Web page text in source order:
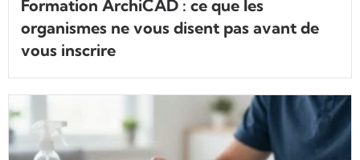
Formation ArchiCAD : ce que les
organismes ne vous disent pas avant de
vous inscrire